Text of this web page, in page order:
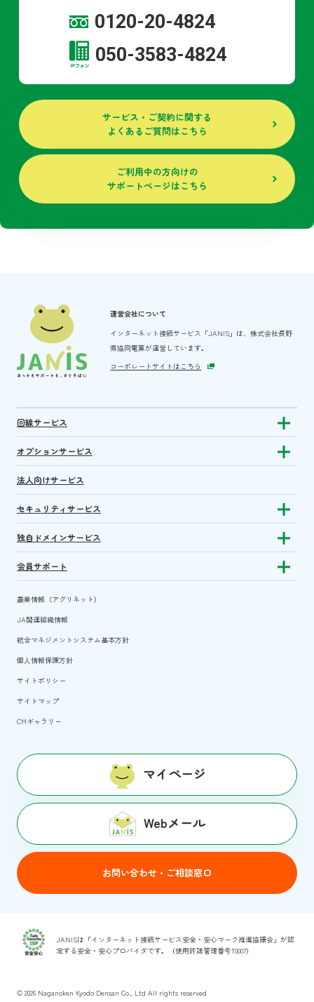
0120-20-4824
050-3583-4824
サービス・ご契約に関する
よくあるご質問はこちら
ご利用中の方向けの
サポートページはこちら
運営会社について
インターネット接続サービス「JANIS」は、株式会社長野
県協同電算が運営しています。
コーポレートサイトはこちら
回線サービス Show
オプションサービス Show
法人向けサービス
セキュリティサービス Show
独自ドメインサービス Show
会員サポート Show
農業情報（アグリネット）
JA関連組織情報
統合マネジメントシステム基本方針
個人情報保護方針
サイトポリシー
サイトマップ
CMギャラリー
マイページ
Webメール
お問い合わせ・ご相談窓口
JANISは「インターネット接続サービス安全・安心マーク推進協議会」が認
定する安全・安心プロバイダです。（使用許諾管理番号T0007）
© 2026 Naganoken Kyodo Densan Co., Ltd All rights reserved